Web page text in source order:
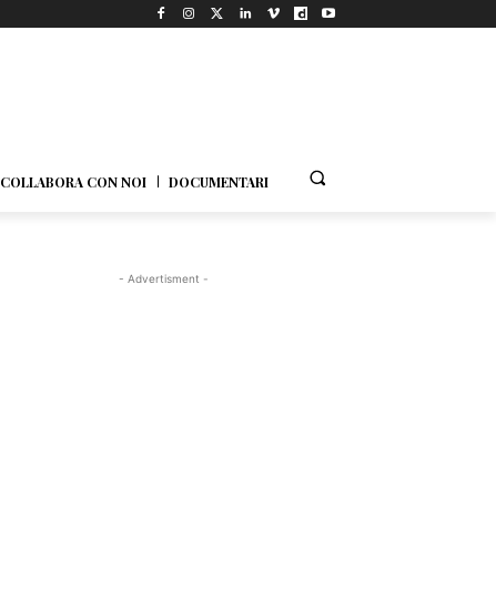
COLLABORA CON NOI DOCUMENTARI
- Advertisment -